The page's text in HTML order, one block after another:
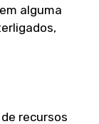
alguma
recursos